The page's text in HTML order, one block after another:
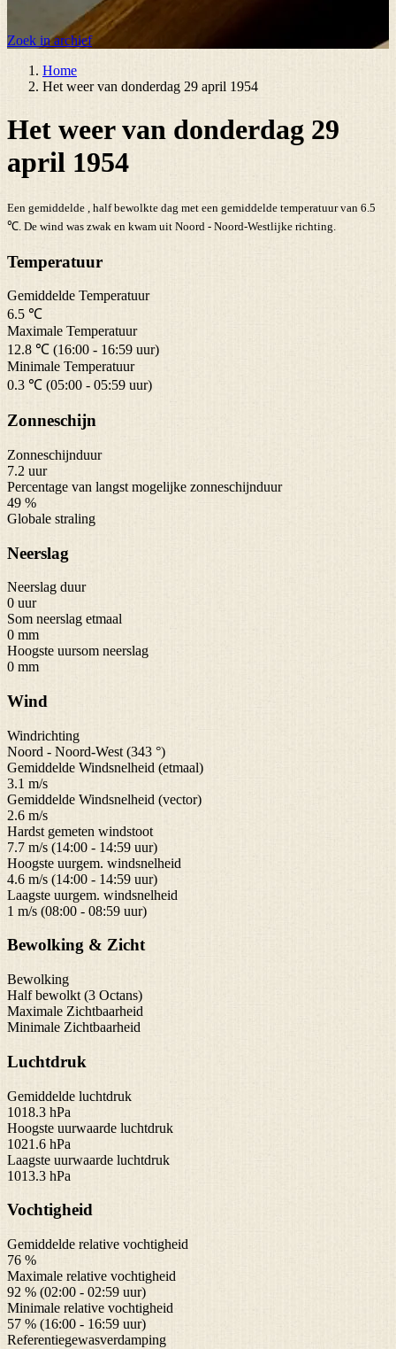
Zoek in archief
Home
Het weer van donderdag 29 april 1954
Het weer van donderdag 29
april 1954
Een gemiddelde , half bewolkte dag met een gemiddelde temperatuur van 6.5
℃. De wind was zwak en kwam uit Noord - Noord-Westlijke richting.
Temperatuur
Gemiddelde Temperatuur
6.5 ℃
Maximale Temperatuur
12.8 ℃ (16:00 - 16:59 uur)
Minimale Temperatuur
0.3 ℃ (05:00 - 05:59 uur)
Zonneschijn
Zonneschijnduur
7.2 uur
Percentage van langst mogelijke zonneschijnduur
49 %
Globale straling
Neerslag
Neerslag duur
0 uur
Som neerslag etmaal
0 mm
Hoogste uursom neerslag
0 mm
Wind
Windrichting
Noord - Noord-West (343 °)
Gemiddelde Windsnelheid (etmaal)
3.1 m/s
Gemiddelde Windsnelheid (vector)
2.6 m/s
Hardst gemeten windstoot
7.7 m/s (14:00 - 14:59 uur)
Hoogste uurgem. windsnelheid
4.6 m/s (14:00 - 14:59 uur)
Laagste uurgem. windsnelheid
1 m/s (08:00 - 08:59 uur)
Bewolking & Zicht
Bewolking
Half bewolkt (3 Octans)
Maximale Zichtbaarheid
Minimale Zichtbaarheid
Luchtdruk
Gemiddelde luchtdruk
1018.3 hPa
Hoogste uurwaarde luchtdruk
1021.6 hPa
Laagste uurwaarde luchtdruk
1013.3 hPa
Vochtigheid
Gemiddelde relative vochtigheid
76 %
Maximale relative vochtigheid
92 % (02:00 - 02:59 uur)
Minimale relative vochtigheid
57 % (16:00 - 16:59 uur)
Referentiegewasverdamping